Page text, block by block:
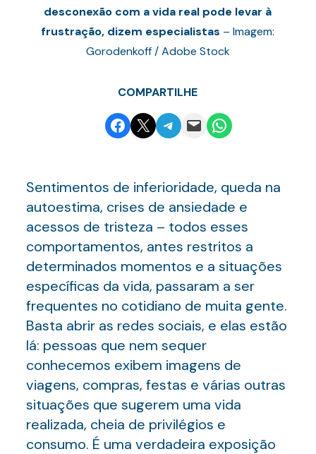
desconexão com a vida real pode levar à
frustração, dizem especialistas – Imagem:
Gorodenkoff / Adobe Stock
COMPARTILHE
Share on Facebook
Email this PageShare on Telegram
Email this PageShare on WhatsApp
Sentimentos de inferioridade, queda na
autoestima, crises de ansiedade e
acessos de tristeza – todos esses
comportamentos, antes restritos a
determinados momentos e a situações
específicas da vida, passaram a ser
frequentes no cotidiano de muita gente.
Basta abrir as redes sociais, e elas estão
lá: pessoas que nem sequer
conhecemos exibem imagens de
viagens, compras, festas e várias outras
situações que sugerem uma vida
realizada, cheia de privilégios e
consumo. É uma verdadeira exposição